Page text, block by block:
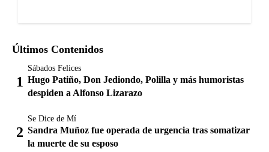
Últimos Contenidos
Sábados Felices
Hugo Patiño, Don Jediondo, Polilla y más humoristas
despiden a Alfonso Lizarazo
Se Dice de Mí
Sandra Muñoz fue operada de urgencia tras somatizar
la muerte de su esposo